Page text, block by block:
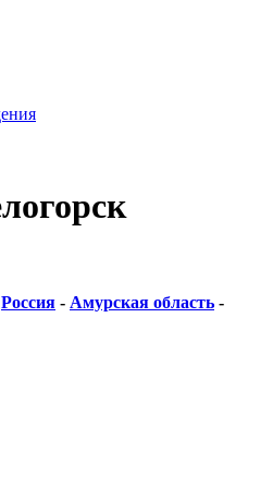
Россия - Амурская область -